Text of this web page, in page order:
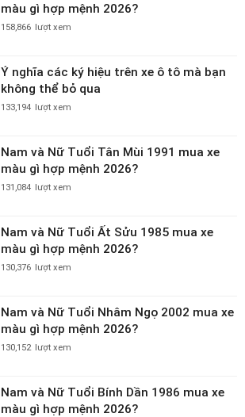
màu gì hợp mệnh 2026?
158,866 lượt xem
Ý nghĩa các ký hiệu trên xe ô tô mà bạn
không thể bỏ qua
133,194 lượt xem
Nam và Nữ Tuổi Tân Mùi 1991 mua xe
màu gì hợp mệnh 2026?
131,084 lượt xem
Nam và Nữ Tuổi Ất Sửu 1985 mua xe
màu gì hợp mệnh 2026?
130,376 lượt xem
Nam và Nữ Tuổi Nhâm Ngọ 2002 mua xe
màu gì hợp mệnh 2026?
130,152 lượt xem
Nam và Nữ Tuổi Bính Dần 1986 mua xe
màu gì hợp mệnh 2026?